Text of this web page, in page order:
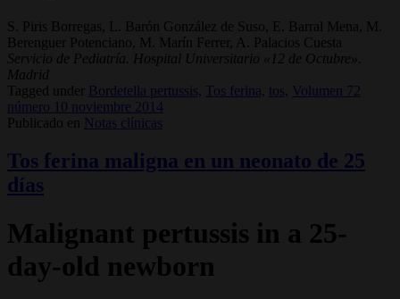
S. Piris Borregas, L. Barón González de Suso, E. Barral Mena, M.
Berenguer Potenciano, M. Marín Ferrer, A. Palacios Cuesta
Servicio de Pediatría. Hospital Universitario «12 de Octubre».
Madrid
Tagged under
Bordetella pertussis, Tos ferina, tos, Volumen 72
número 10 noviembre 2014
Publicado en Notas clínicas
Tos ferina maligna en un neonato de 25
días
Malignant pertussis in a 25-
day-old newborn